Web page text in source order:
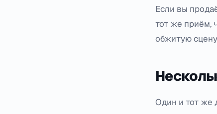
Если вы
тот же приём,
обжитую
Один и тот же